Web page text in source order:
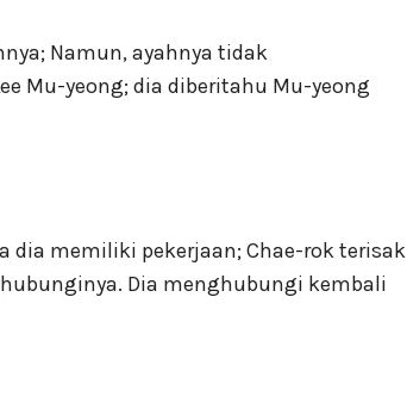
Namun, ayahnya tidak
Mu-yeong; dia diberitahu Mu-yeong
dia memiliki pekerjaan; Chae-rok terisak
Dia menghubungi kembali